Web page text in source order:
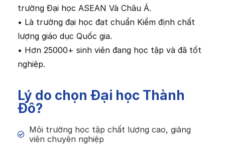
trường Đại học ASEAN Và Châu Á.
• Là trường đại học đạt chuẩn Kiểm định chất
lượng giáo dục Quốc gia.
• Hơn 25000+ sinh viên đang học tập và đã tốt
nghiệp.
Lý do chọn Đại học Thành
Đô?
Môi trường học tập chất lượng cao, giảng
viên chuyên nghiệp